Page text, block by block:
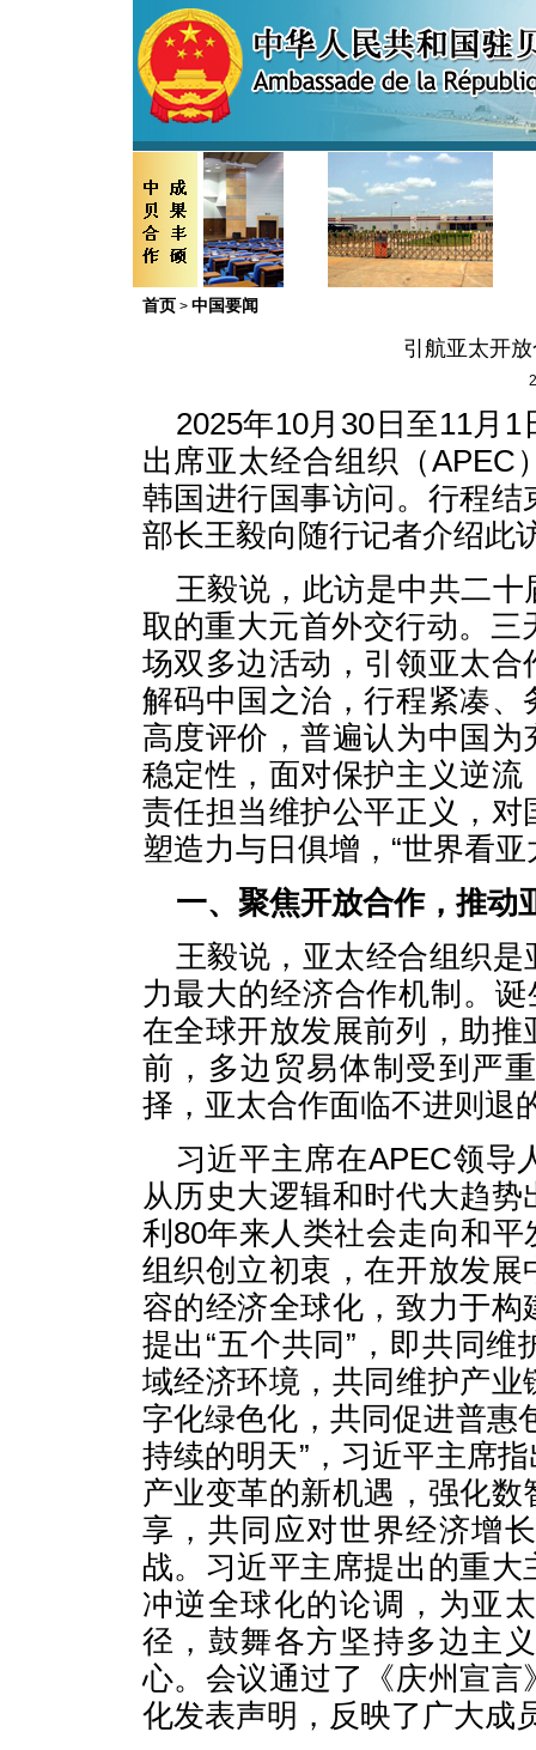
首页 > 中国要闻
引航亚太开
2025年10月30日至11月
出席亚太经合组织（APEC
韩国进行国事访问。行程
部长王毅向随行记者介绍此
王毅说，此访是中共二
取的重大元首外交行动。
场双多边活动，引领亚太
解码中国之治，行程紧凑
高度评价，普遍认为中国
稳定性，面对保护主义逆
责任担当维护公平正义，
塑造力与日俱增，“世界看
一、聚焦开放合作，推动
王毅说，亚太经合组织
力最大的经济合作机制。
在全球开放发展前列，助
前，多边贸易体制受到严
择，亚太合作面临不进则退
习近平主席在APEC领导
从历史大逻辑和时代大趋
利80年来人类社会走向和
组织创立初衷，在开放发
容的经济全球化，致力于
提出“五个共同”，即共同
域经济环境，共同维护产
字化绿色化，共同促进普惠
持续的明天”，习近平主席
产业变革的新机遇，强化
享，共同应对世界经济增
战。习近平主席提出的重
冲逆全球化的论调，为亚
径，鼓舞各方坚持多边主
心。会议通过了《庆州宣
化发表声明，反映了广大成